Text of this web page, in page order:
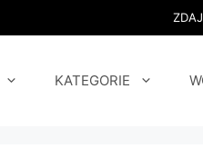
KATEGORIE